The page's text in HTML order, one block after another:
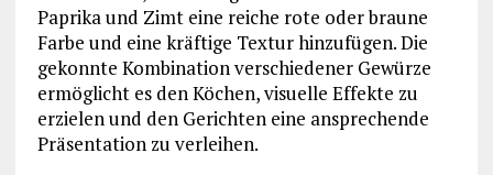
Paprika und Zimt eine reiche rote oder braune
Farbe und eine kräftige Textur hinzufügen. Die
gekonnte Kombination verschiedener Gewürze
ermöglicht es den Köchen, visuelle Effekte zu
erzielen und den Gerichten eine ansprechende
Präsentation zu verleihen.